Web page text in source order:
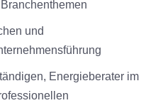
und
Energieberater im